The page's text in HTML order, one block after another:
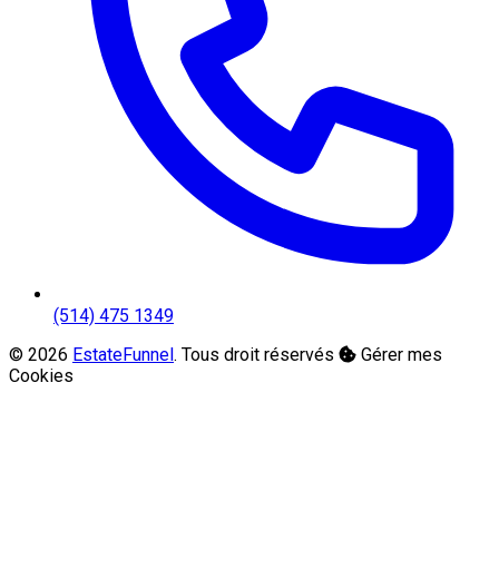
(514) 475 1349
© 2026 EstateFunnel. Tous droit réservés
Gérer mes
Cookies